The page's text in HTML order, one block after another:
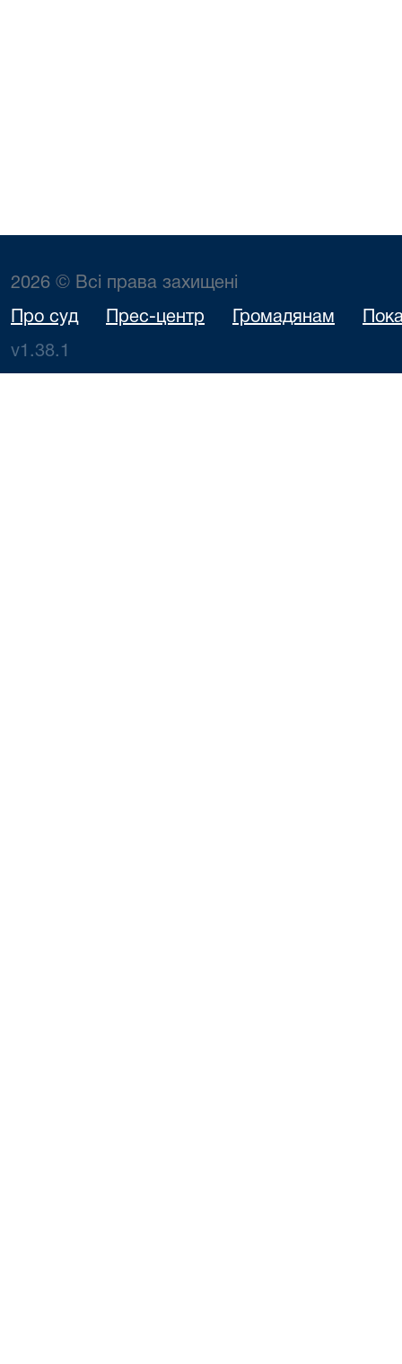
2026 © Всі права захищені
Про суд Прес-центр Громадянам
v1.38.1